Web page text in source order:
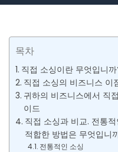
목차
직접 소싱이란 무엇입니
직접 소싱의 비즈니스 이
귀하의 비즈니스에서 직
이드
직접 소싱과 비교. 전통
적합한 방법은 무엇입니
전통적인 소싱